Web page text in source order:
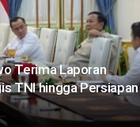
Terima Laporan
TNI hingga Persiapan